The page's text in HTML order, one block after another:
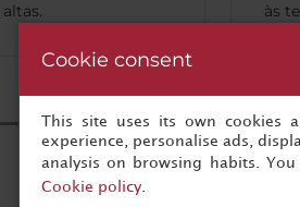
às
O seu próximo
Cookie consent
This site uses its own cookies
experience, personalise ads,
analysis on browsing habits.
Cookie policy.